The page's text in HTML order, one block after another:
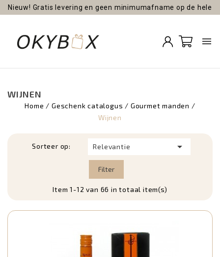
Nieuw! Gratis levering en geen minimumafname op de hele

WIJNEN
Home Geschenk catalogus
Gourmet manden
Wijnen
Sorteer op: Relevantie 
Filter
Item 1-12 van 66 in totaal item(s)